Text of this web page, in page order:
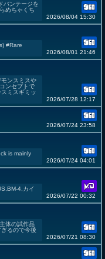
バンテージを
めちゃくち
2026/08/04 15:30
#Rare
2026/08/01 21:46
ンスミスや
ンセプトで
ミスギミッ
2026/07/28 12:17
2026/07/24 23:58
is mainly
2026/07/24 04:01
4,カイ
2026/07/22 00:32
体の試作品
るので今後
2026/07/21 08:30